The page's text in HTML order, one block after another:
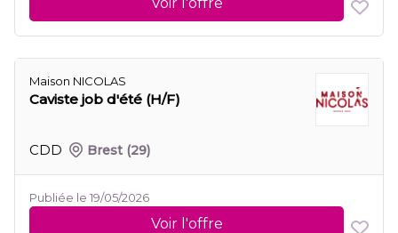
Maison NICOLAS
Caviste job d'été (H/F)
CDD Brest (29)
Publiée le 19/05/2026
Voir l'offre